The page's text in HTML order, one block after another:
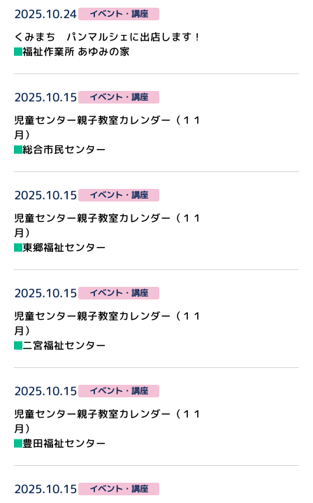
2025.10.24 イベント・講座
くみまち パンマルシェに出店します！
福祉作業所 あゆみの家
2025.10.15 イベント・講座
児童センター親子教室カレンダー（１１
月）
総合市民センター
2025.10.15 イベント・講座
児童センター親子教室カレンダー（１１
月）
東郷福祉センター
2025.10.15 イベント・講座
児童センター親子教室カレンダー（１１
月）
二宮福祉センター
2025.10.15 イベント・講座
児童センター親子教室カレンダー（１１
月）
豊田福祉センター
2025.10.15 イベント・講座